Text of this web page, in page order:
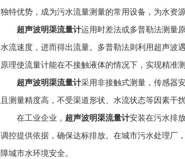
独特优势，成为污水流量测量的常用设备，为水资
超声波明渠流量计运用时差法或多普勒法测量
水流速度，进而得出流量。多普勒法则利用超声波
原理使流量计能在不接触液体的情况下，实现精准测
超声波明渠流量计采用非接触式测量，传感器
且测量精度高，不受渠道形状、水流状态等因素干
在工业企业， 超声波明渠流量计安装在污水排
调控提供依据，确保达标排放。在城市污水处理厂
障城市水环境安全。